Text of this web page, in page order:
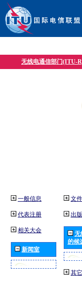
无线电通信部门(ITU-
一般信息
代表注册
相关大会
新闻室
文件
出
无
的候
其